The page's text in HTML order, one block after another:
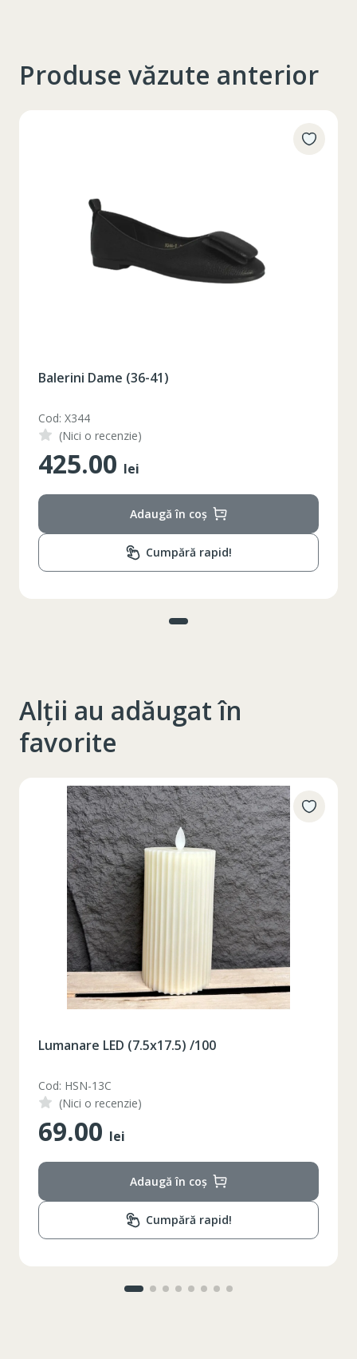
Produse văzute anterior
Balerini Dame (36-41)
Cod: X344
(Nici o recenzie)
425.00 lei
Adaugă în coș
Cumpără rapid!
Alții au adăugat în
favorite
Женская пижама (мйка+шорты) (S-2XL)
Cod: 251-253UZ
(Nici o recenzie)
255.00lei
Adaugă în coș
Cumpără rapid!